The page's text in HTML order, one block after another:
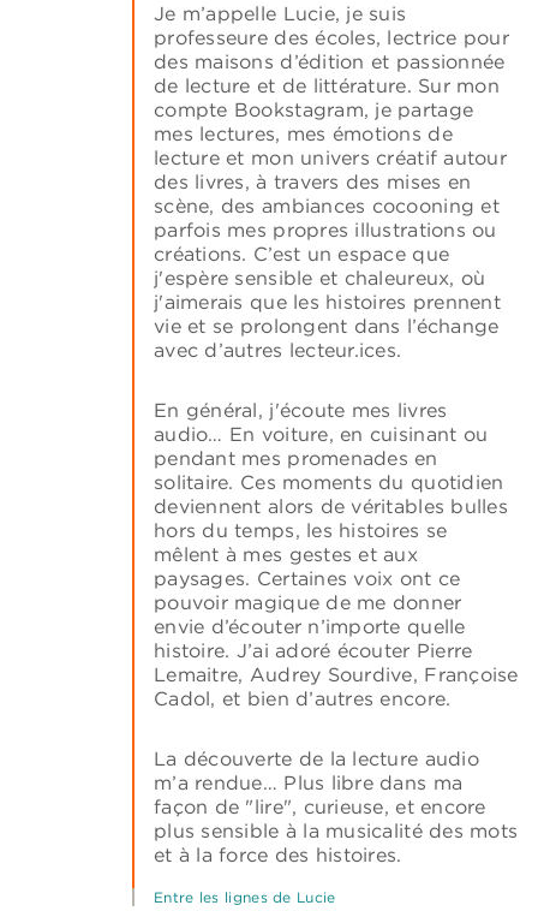
Je m’appelle Lucie, je suis
professeure des écoles, lectrice pour
des maisons d’édition et passionnée
de lecture et de littérature. Sur mon
compte Bookstagram, je partage
mes lectures, mes émotions de
lecture et mon univers créatif autour
des livres, à travers des mises en
scène, des ambiances cocooning et
parfois mes propres illustrations ou
créations. C’est un espace que
j'espère sensible et chaleureux, où
j'aimerais que les histoires prennent
vie et se prolongent dans l’échange
avec d’autres lecteur.ices.
En général, j'écoute mes livres
audio… En voiture, en cuisinant ou
pendant mes promenades en
solitaire. Ces moments du quotidien
deviennent alors de véritables bulles
hors du temps, les histoires se
mêlent à mes gestes et aux
paysages. Certaines voix ont ce
pouvoir magique de me donner
envie d’écouter n’importe quelle
histoire. J’ai adoré écouter Pierre
Lemaitre, Audrey Sourdive, Françoise
Cadol, et bien d’autres encore.
La découverte de la lecture audio
m’a rendue… Plus libre dans ma
façon de "lire", curieuse, et encore
plus sensible à la musicalité des mots
et à la force des histoires.
Entre les lignes de Lucie